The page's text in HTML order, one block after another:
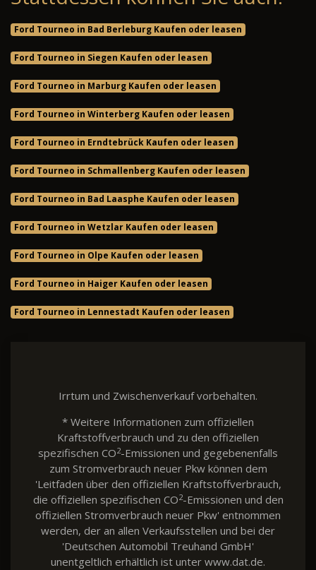
Ford Tourneo in Bad Berleburg Kaufen oder leasen
Ford Tourneo in Siegen Kaufen oder leasen
Ford Tourneo in Marburg Kaufen oder leasen
Ford Tourneo in Winterberg Kaufen oder leasen
Ford Tourneo in Erndtebrück Kaufen oder leasen
Ford Tourneo in Schmallenberg Kaufen oder leasen
Ford Tourneo in Bad Laasphe Kaufen oder leasen
Ford Tourneo in Wetzlar Kaufen oder leasen
Ford Tourneo in Olpe Kaufen oder leasen
Ford Tourneo in Haiger Kaufen oder leasen
Ford Tourneo in Lennestadt Kaufen oder leasen
Irrtum und Zwischenverkauf vorbehalten.
* Weitere Informationen zum offiziellen
Kraftstoffverbrauch und zu den offiziellen
spezifischen CO2-Emissionen und gegebenenfalls
zum Stromverbrauch neuer Pkw können dem
'Leitfaden über den offiziellen Kraftstoffverbrauch,
die offiziellen spezifischen CO2-Emissionen und den
offiziellen Stromverbrauch neuer Pkw' entnommen
werden, der an allen Verkaufsstellen und bei der
'Deutschen Automobil Treuhand GmbH'
unentgeltlich erhältlich ist unter www.dat.de.